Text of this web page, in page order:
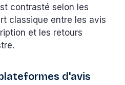
contrasté selon les
classique entre les avis
et les retours
d'avis